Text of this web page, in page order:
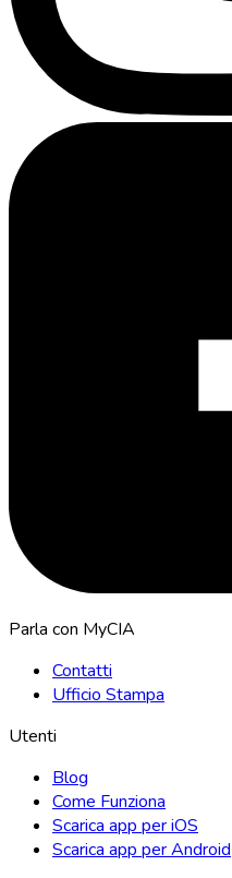
Parla con MyCIA
Contatti
Ufficio Stampa
Utenti
Blog
Come Funziona
Scarica app per iOS
Scarica app per Android